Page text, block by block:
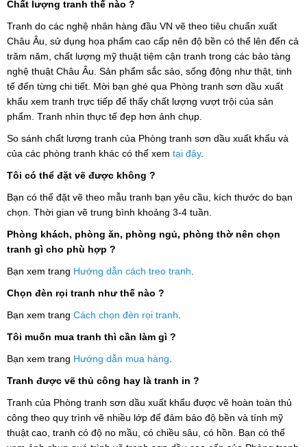
Chất lượng tranh thế nào ?
Tranh do các nghệ nhân hàng đầu VN vẽ theo tiêu chuẩn xuất
Châu Âu, sử dụng họa phẩm cao cấp nên độ bền có thể lên đến cả
trăm năm, chất lượng mỹ thuật tiệm cận tranh trong các bảo tàng
nghệ thuật Châu Âu. Sản phẩm sắc sảo, sống động như thật, tinh
tế đến từng chi tiết. Mời bạn ghé qua Phòng tranh sơn dầu xuất
khẩu xem tranh trực tiếp để thấy chất lượng vượt trội của sản
phẩm. Tranh nhìn thực tế đẹp hơn ảnh chụp.
So sánh chất lượng tranh của Phòng tranh sơn dầu xuất khẩu và
của các phòng tranh khác có thể xem tại đây.
Tôi có thể đặt vẽ được không ?
Bạn có thể đặt vẽ theo mẫu tranh bạn yêu cầu, kích thước do bạn
chọn. Thời gian vẽ trung bình khoảng 3-4 tuần.
Phòng khách, phòng ăn, phòng ngủ, phòng thờ nên chọn
tranh gì cho phù hợp ?
Bạn xem trang Hướng dẫn cách treo tranh
Chọn đèn rọi tranh như thế nào ?
Bạn xem trang Cách chọn đèn rọi tranh
Tôi muốn mua tranh thì cần làm gì ?
Bạn xem trang Hướng dẫn mua hàng
Tranh được vẽ thủ công hay là tranh in ?
Tranh của Phòng tranh sơn dầu xuất khẩu được vẽ hoàn toàn thủ
công theo quy trình vẽ nhiều lớp để đảm bảo độ bền và tính mỹ
thuật cao, tranh có độ no mầu, có chiều sâu, có hồn. Bạn có thể